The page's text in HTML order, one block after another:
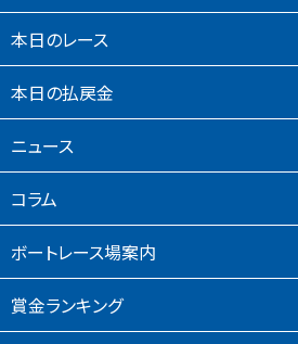
本⽇のレース
本⽇の払戻⾦
ニュース
コラム
ボートレース場案内
賞⾦ランキング